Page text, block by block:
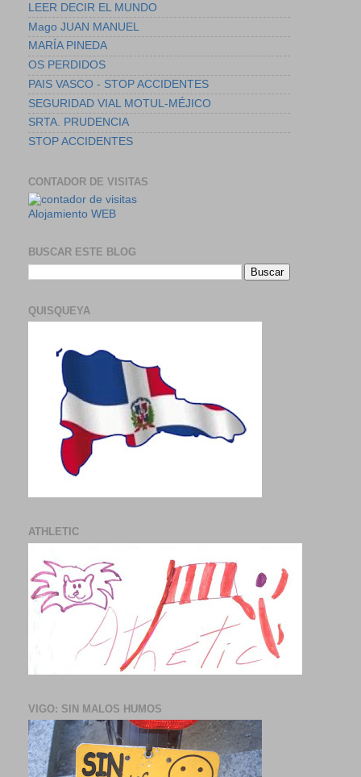
LEER DECIR EL MUNDO
Mago JUAN MANUEL
MARÍA PINEDA
OS PERDIDOS
PAIS VASCO - STOP ACCIDENTES
SEGURIDAD VIAL MOTUL-MÉJICO
SRTA. PRUDENCIA
STOP ACCIDENTES
CONTADOR DE VISITAS
Alojamiento WEB
BUSCAR ESTE BLOG
QUISQUEYA
ATHLETIC
VIGO: SIN MALOS HUMOS